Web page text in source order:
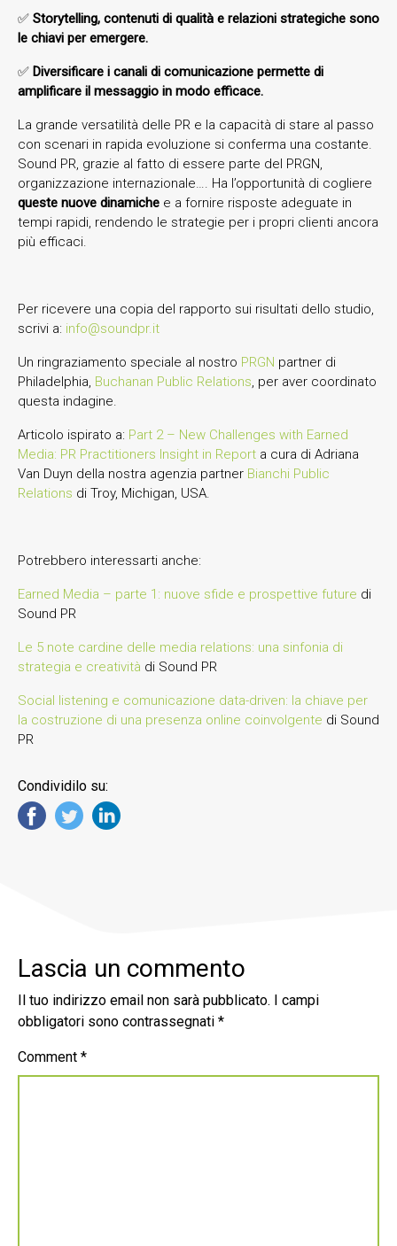
✅ Storytelling, contenuti di qualità e relazioni strategiche sono
le chiavi per emergere.
✅ Diversificare i canali di comunicazione permette di
amplificare il messaggio in modo efficace.
La grande versatilità delle PR e la capacità di stare al passo
con scenari in rapida evoluzione si conferma una costante.
Sound PR, grazie al fatto di essere parte del PRGN,
organizzazione internazionale…. Ha l’opportunità di cogliere
queste nuove dinamiche e a fornire risposte adeguate in
tempi rapidi, rendendo le strategie per i propri clienti ancora
più efficaci.
Per ricevere una copia del rapporto sui risultati dello studio,
scrivi a: info@soundpr.it
Un ringraziamento speciale al nostro PRGN partner di
Philadelphia, Buchanan Public Relations, per aver coordinato
questa indagine.
Articolo ispirato a: Part 2 – New Challenges with Earned
Media: PR Practitioners Insight in Report a cura di Adriana
Van Duyn della nostra agenzia partner Bianchi Public
Relations di Troy, Michigan, USA.
Potrebbero interessarti anche:
Earned Media – parte 1: nuove sfide e prospettive future di
Sound PR
Le 5 note cardine delle media relations: una sinfonia di
strategia e creatività di Sound PR
Social listening e comunicazione data-driven: la chiave per
la costruzione di una presenza online coinvolgente di Sound
PR
Condividilo su:
Lascia un commento
Il tuo indirizzo email non sarà pubblicato.
I campi
obbligatori sono contrassegnati *
Comment *